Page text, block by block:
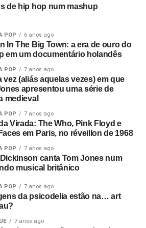
em uma entrevista que ele
shows na TV)
a trabalhar como nunca
isso leva a uma montagem de
ruas do centro de Manchester. Este
fascismo! Nesse ponto, era
a sensação de que algo muito ruim
que se tornaria maior.
coisa de lei e ordem, esse fascismo
para a banda na sala de ensaio.
Sabe, underground no
resistência francesa. Mas esse era
de hip hop num mashup
POP 6 anos ago
In The Big Town: a era de ouro do
em um documentário holandês
POP 7 anos ago
vez (aliás aquelas vezes) em que
apresentou uma série de
medieval
POP 7 anos ago
Virada: The Who, Pink Floyd e
em Paris, no réveillon de 1968
POP 7 anos ago
canta Tom Jones num
musical britânico
POP 7 anos ago
da psicodelia estão na… art
7 anos ago